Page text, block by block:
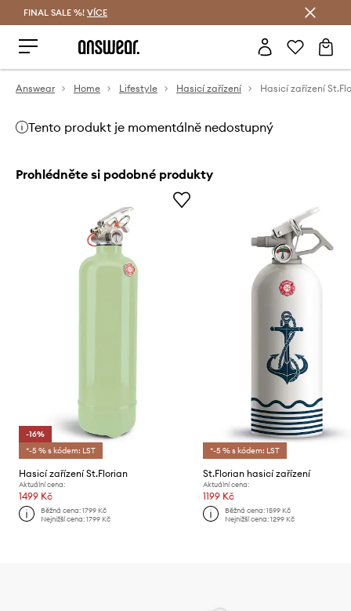
FINAL SALE %! VÍCE
Answear Home Lifestyle Hasicí zařízení Hasicí zařízení
Tento produkt je momentálně nedostupný
Prohlédněte si podobné produkty
-16%
*-5 % s kódem: LST
Hasicí zařízení St.Florian
Aktuální cena:
1499 Kč
Běžná cena:1799 Kč
Nejnižší cena:1799 Kč
*-5 % s kódem: LST
St.Florian hasicí zařízení
Aktuální cena:
1199 Kč
Běžná cena: 1599 Kč
Nejnižší cena: 1299 Kč